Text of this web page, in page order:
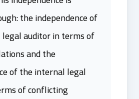
the independence of
auditor in terms of
and the
of the internal legal
of conflicting